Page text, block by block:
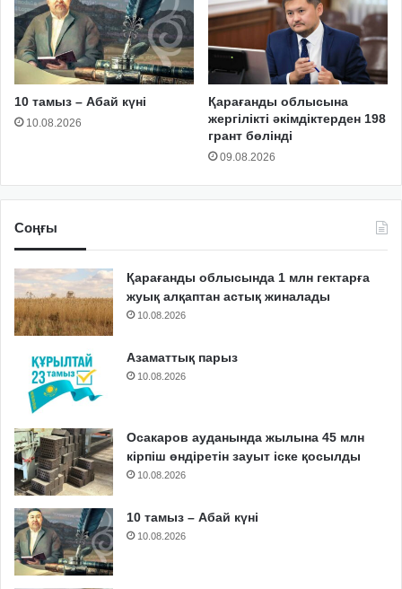
10 тамыз – Абай күні
10.08.2026
Қарағанды облысына
жергілікті әкімдіктерден 198
грант бөлінді
09.08.2026
Соңғы
Қарағанды облысында 1 млн гектарға
жуық алқаптан астық жиналады
10.08.2026
Азаматтық парыз
10.08.2026
Осакаров ауданында жылына 45 млн
кірпіш өндіретін зауыт іске қосылды
10.08.2026
10 тамыз – Абай күні
10.08.2026